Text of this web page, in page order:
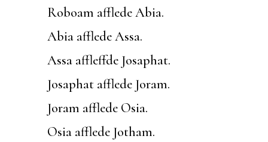
Roboam afflede Abia.
Abia afflede Assa.
Assa affleffde Josaphat.
Josaphat afflede Joram.
Joram afflede Osia.
Osia afflede Jotham.